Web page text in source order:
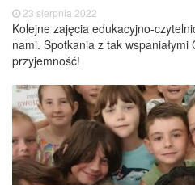
23 sierpnia 2022
Kolejne zajęcia edukacyjno-
nami. Spotkania z tak
przyjemność!